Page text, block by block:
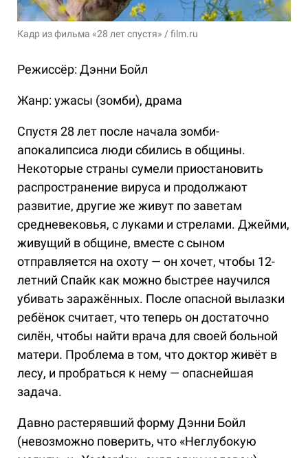
Кадр из фильма «28 лет спустя» / film.ru
Режиссёр: Дэнни Бойл
Жанр: ужасы (зомби), драма
Спустя 28 лет после начала зомби-
апокалипсиса люди сбились в общины.
Некоторые страны сумели приостановить
распространение вируса и продолжают
развитие, другие же живут по заветам
средневековья, с луками и стрелами. Джейми,
живущий в общине, вместе с сыном
отправляется на охоту — он хочет, чтобы 12-
летний Спайк как можно быстрее научился
убивать заражённых. После опасной вылазки
ребёнок считает, что теперь он достаточно
силён, чтобы найти врача для своей больной
матери. Проблема в том, что доктор живёт в
лесу, и пробраться к нему — опаснейшая
задача.
Давно растерявший форму Дэнни Бойл
(невозможно поверить, что «Неглубокую